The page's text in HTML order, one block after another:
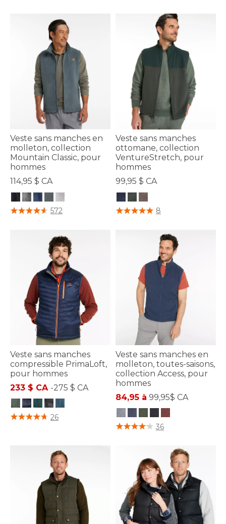
Veste sans manches en
molleton, collection
Mountain Classic, pour
hommes
114,95 $ CA
4,4 sur 5 Évaluation des clients
572
Veste sans manches
ottomane, collection
VentureStretch, pour
hommes
99,95 $ CA
3,1 sur 5 Évaluation des clients
8
Veste sans manches
compressible PrimaLoft,
pour hommes
233 $ CA -275 $ CA
5 sur 5 Évaluation des clients
26
Veste sans manches en
molleton, toutes-saisons,
collection Access, pour
hommes
84,95 à 99,95$ CA
5 sur 5 Évaluation des clients
36